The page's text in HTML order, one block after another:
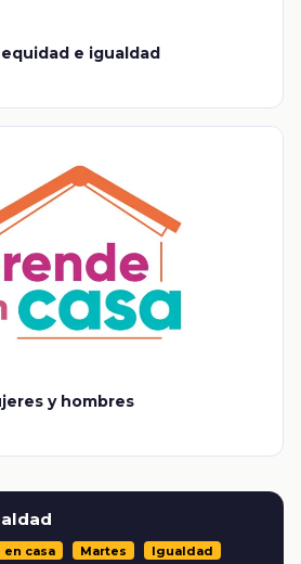
e igualdad
y hombres
casa Martes Igualdad